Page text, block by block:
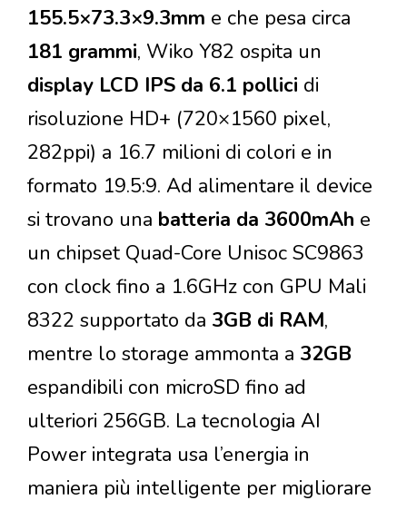
155.5×73.3×9.3mm e che pesa circa
181 grammi, Wiko Y82 ospita un
display LCD IPS da 6.1 pollici di
risoluzione HD+ (720×1560 pixel,
282ppi) a 16.7 milioni di colori e in
formato 19.5:9. Ad alimentare il device
si trovano una batteria da 3600mAh e
un chipset Quad-Core Unisoc SC9863
con clock fino a 1.6GHz con GPU Mali
8322 supportato da 3GB di RAM,
mentre lo storage ammonta a 32GB
espandibili con microSD fino ad
ulteriori 256GB. La tecnologia AI
Power integrata usa l’energia in
maniera più intelligente per migliorare